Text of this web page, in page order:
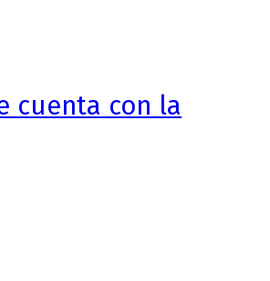
cuenta con la